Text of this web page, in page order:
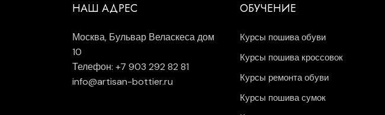
НАШ АДРЕС
Москва, Бульвар Веласкеса дом
10
Телефон: +7 903 292 82 81
info@artisan-bottier.ru
ОБУЧЕНИЕ
Курсы пошива обуви
Курсы пошива кроссовок
Курсы ремонта обуви
Курсы пошива сумок